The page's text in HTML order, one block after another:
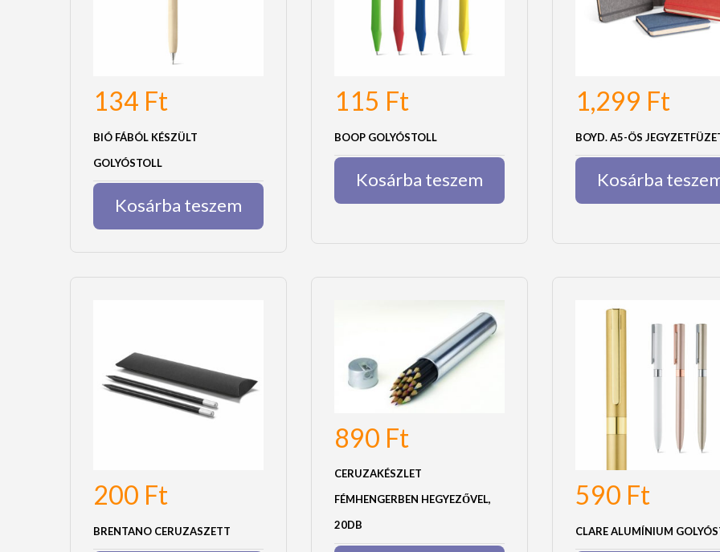
134 Ft
BIÓ FÁBÓL KÉSZÜLT
GOLYÓSTOLL
Kosárba teszem
115 Ft
BOOP GOLYÓSTOLL
Kosárba teszem
1,299 Ft
BOYD. A5-ÖS
Kosárba
200 Ft
BRENTANO CERUZASZETT
890 Ft
CERUZAKÉSZLET
FÉMHENGERBEN HEGYEZŐVEL,
20DB
590 Ft
CLARE ALUMÍNIUM